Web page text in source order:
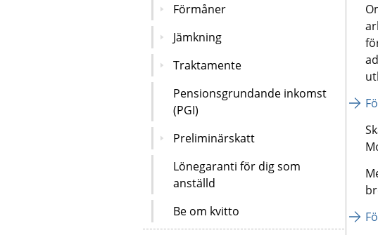
Förmåner
Jämkning
Traktamente
Pensionsgrundande inkomst
(PGI)
Preliminärskatt
Lönegaranti för dig som
anställd
Be om kvitto